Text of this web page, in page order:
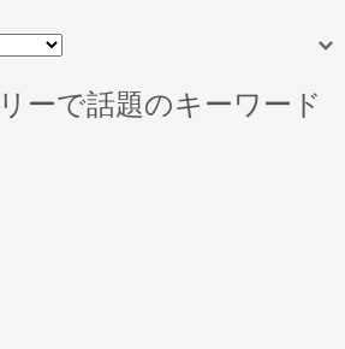
ーで話題のキーワード